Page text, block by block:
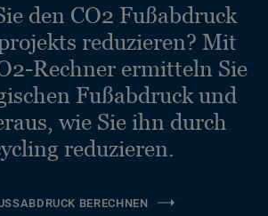
den CO2 Fußabdruck
reduzieren? Mit
Rechner ermitteln Sie
Fußabdruck und
wie Sie ihn durch
reduzieren.
BERECHNEN